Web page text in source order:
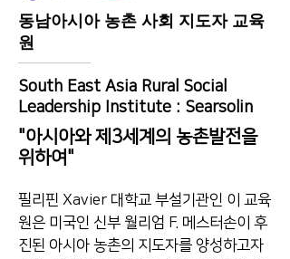
동남아시아 농촌 사회 지도자 교육
원
South East Asia Rural Social
Leadership Institute : Searsolin
"아시아와 제3세계의 농촌발전을
위하여"
필리핀 Xavier 대학교 부설기관인 이 교육
원은 미국인 신부 월리엄 F. 메스터손이 후
진된 아시아 농촌의 지도자를 양성하고자